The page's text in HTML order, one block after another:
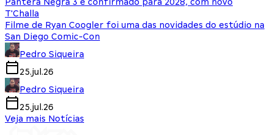
T'Challa
Filme de Ryan Coogler foi uma das novidades do estúdio na
San Diego Comic-Con
Pedro Siqueira
25.jul.26
Pedro Siqueira
25.jul.26
Veja mais Notícias